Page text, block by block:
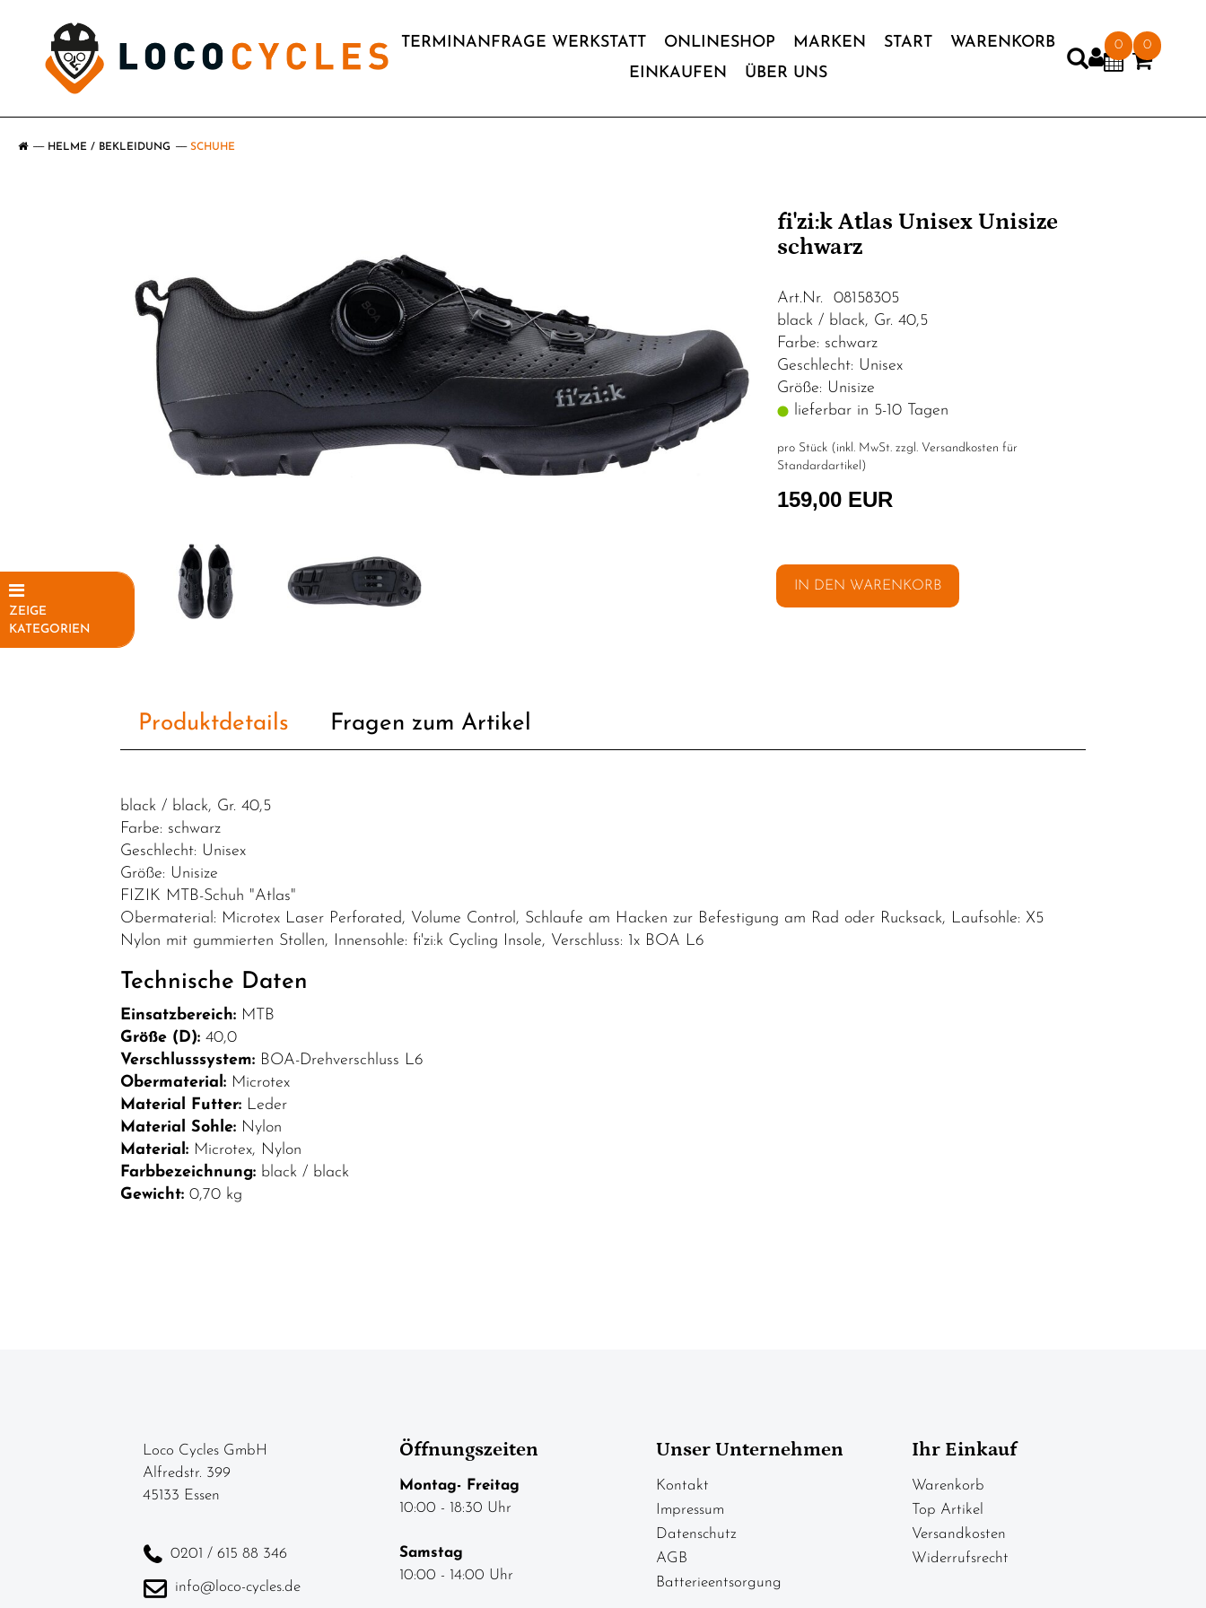
TERMINANFRAGE WERKSTATT ONLINESHOP MARKEN START
WARENKORB
EINKAUFEN
ÜBER UNS
0 0
HELME / BEKLEIDUNG SCHUHE
ZEIGE
KATEGORIEN
fi'zi:k Atlas Unisex Unisize
schwarz
Art.Nr. 08158305
black / black, Gr. 40,5
Farbe: schwarz
Geschlecht: Unisex
Größe: Unisize
lieferbar in 5-10 Tagen
pro Stück (inkl. MwSt. zzgl. Versandkosten für
Standardartikel )
159,00 EUR
IN DEN WARENKORB
Produktdetails Fragen zum Artikel
black / black, Gr. 40,5
Farbe: schwarz
Geschlecht: Unisex
Größe: Unisize
FIZIK MTB-Schuh "Atlas"
Obermaterial: Microtex Laser Perforated, Volume Control, Schlaufe am Hacken zur Befestigung am Rad oder Rucksack, Laufsohle: X5
Nylon mit gummierten Stollen, Innensohle: fi'zi:k Cycling Insole, Verschluss: 1x BOA L6
Technische Daten
Einsatzbereich: MTB
Größe (D): 40,0
Verschlusssystem: BOA-Drehverschluss L6
Obermaterial: Microtex
Material Futter: Leder
Material Sohle: Nylon
Material: Microtex, Nylon
Farbbezeichnung: black / black
Gewicht: 0,70 kg
Loco Cycles GmbH
Alfredstr. 399
45133 Essen
0201 / 615 88 346
info@loco-cycles.de
Öffnungszeiten
Montag- Freitag
10:00 - 18:30 Uhr
Samstag
10:00 - 14:00 Uhr
Unser Unternehmen
Kontakt
Impressum
Datenschutz
AGB
Batterieentsorgung
Ihr Einkauf
Warenkorb
Top Artikel
Versandkosten
Widerrufsrecht